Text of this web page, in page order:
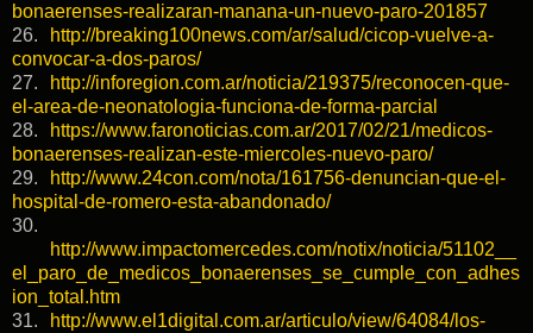
bonaerenses-realizaran-manana-un-nuevo-paro-201857
26.
http://breaking100news.com/ar/salud/cicop-vuelve-a-
convocar-a-dos-paros/
27.
http://inforegion.com.ar/noticia/219375/reconocen-que-
el-area-de-neonatologia-funciona-de-forma-parcial
28.
https://www.faronoticias.com.ar/2017/02/21/medicos-
bonaerenses-realizan-este-miercoles-nuevo-paro/
29.
http://www.24con.com/nota/161756-denuncian-que-el-
hospital-de-romero-esta-abandonado/
30.
http://www.impactomercedes.com/notix/noticia/51102__
el_paro_de_medicos_bonaerenses_se_cumple_con_adhes
ion_total.htm
31.
http://www.el1digital.com.ar/articulo/view/64084/los-